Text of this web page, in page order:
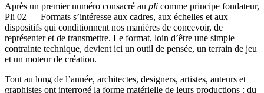
Après un premier numéro consacré au pli comme principe fondateur,
Pli 02 — Formats s’intéresse aux cadres, aux échelles et aux
dispositifs qui conditionnent nos manières de concevoir, de
représenter et de transmettre. Le format, loin d’être une simple
contrainte technique, devient ici un outil de pensée, un terrain de jeu
et un moteur de création.
Tout au long de l’année, architectes, designers, artistes, auteurs et
graphistes ont interrogé la forme matérielle de leurs productions : du